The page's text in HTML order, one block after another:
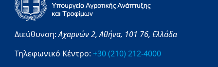
Διεύθυνση:Αχαρνών 2,Αθήνα, 101 76, Ελλάδα
Τηλεφωνικό Κέντρο: +30 (210) 212-4000